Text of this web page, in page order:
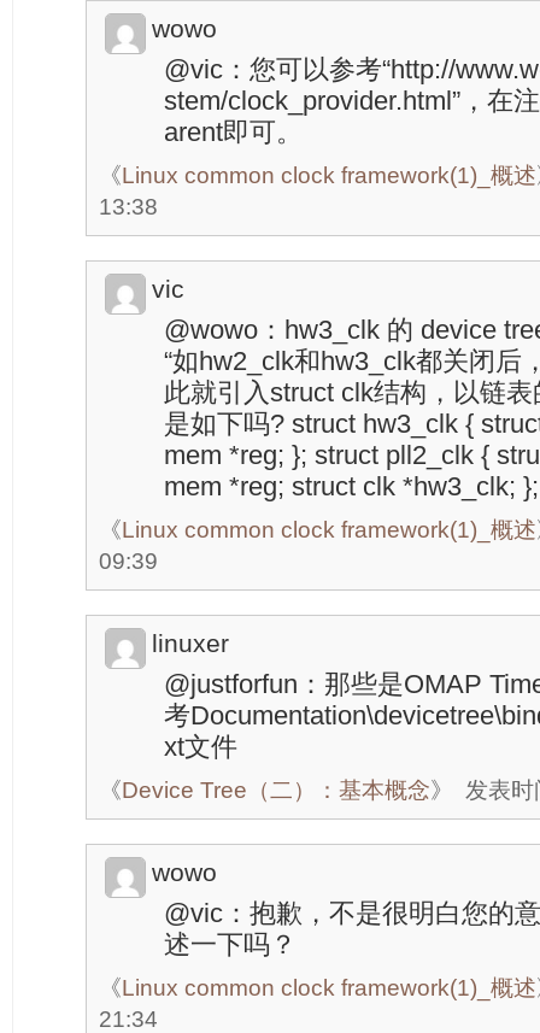
wowo
@vic：您可以参考“http://
stem/clock_provider.html”，在
arent即可。
《Linux common clock framework(1)_概述
13:38
vic
@wowo：hw3_clk 的 device
“如hw2_clk和hw3_clk都关闭后
此就引入struct clk结构，以链
是如下吗? struct hw3_clk {
mem *reg; }; struct pll2_clk {
mem *reg; struct clk *hw3_clk; };
《Linux common clock framework(1)_概述
09:39
linuxer
@justforfun：那些是OMAP
考
xt文件
《Device Tree（二）：基本概念》 发表
wowo
@vic：抱歉，不是很明白您的
述一下吗？
《Linux common clock framework(1)_概述
21:34